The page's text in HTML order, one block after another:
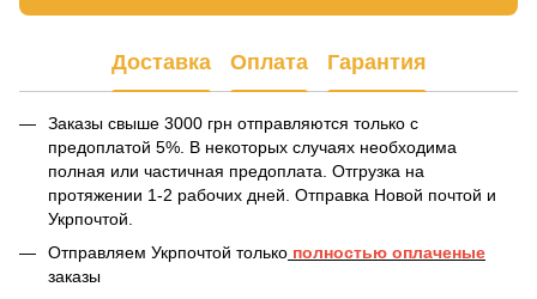
Доставка Оплата Гарантия
Заказы свыше 3000 грн отправляются только с
предоплатой 5%. В некоторых случаях необходима
полная или частичная предоплата. Отгрузка на
протяжении 1-2 рабочих дней. Отправка Новой почтой и
Укрпочтой.
Отправляем Укрпочтой только полностью оплаченые
заказы